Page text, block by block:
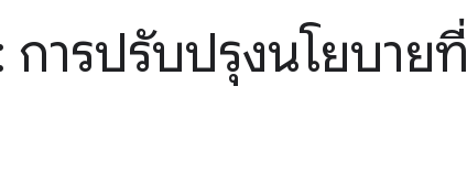
ารปรับปรุงนโยบายที่